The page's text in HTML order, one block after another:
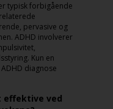
typisk forbigående
pervasive og
ADHD involverer
Kun en
diagnose
effektive ved